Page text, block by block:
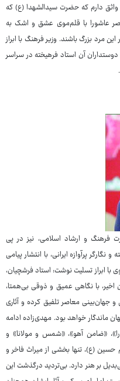
دارم که حضرت سیدالشهدا (ع) که
عاشورا با قلم‌موی عشق و اشک به
مرد بزرگ باشند. وزیر فرهنگ با ابراز
آن استاد فرهیخته در سراسر
فرهنگ و ارشاد اسلامی، نیز در پی
پرآوازه ایرانی، با انتشار پیامی
ابراز تسلیت نوشت: استاد فرشچیان،
با نگاهی عمیق و ذوقی بی‌همتا،
و جهان‌بینی معاصر تلفیق کرده و آثاری
ماندگار خواهد بود. مهدی‌زاده ادامه
«ضامن آهو»، «شمس و مولانا» و
(ع)، تنها بخشی از میراث فاخر و
بر هنر دارد. بی‌تردید درگذشت این